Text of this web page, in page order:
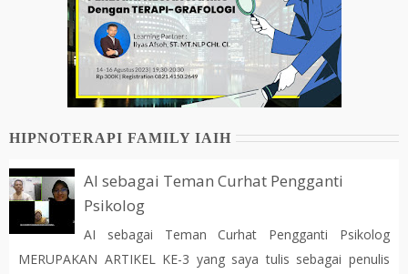
HIPNOTERAPI FAMILY IAIH
AI sebagai Teman Curhat Pengganti
Psikolog
AI sebagai Teman Curhat Pengganti Psikolog
MERUPAKAN ARTIKEL KE-3 yang saya tulis sebagai penulis